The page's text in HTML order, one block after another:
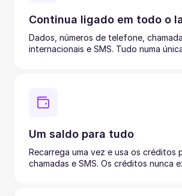
Continua ligado em todo o
Dados, números de telefone,
internacionais e SMS. Tudo numa
Um saldo para tudo
Recarrega uma vez e usa os créditos
chamadas e SMS. Os créditos nunca